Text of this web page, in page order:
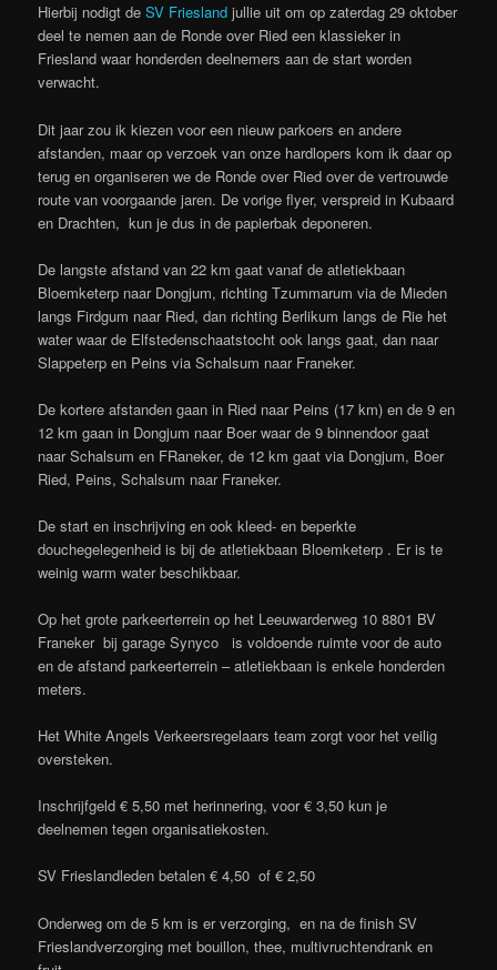
Hierbij nodigt deSV Friesland jullie uit om op zaterdag 29 oktober
deel te nemen aan de Ronde over Ried een klassieker in
Friesland waar honderden deelnemers aan de start worden
verwacht.
Dit jaar zou ik kiezen voor een nieuw parkoers en andere
afstanden, maar op verzoek van onze hardlopers kom ik daar op
terug en organiseren we de Ronde over Ried over de vertrouwde
route van voorgaande jaren. De vorige flyer, verspreid in Kubaard
en Drachten, kun je dus in de papierbak deponeren.
De langste afstand van 22 km gaat vanaf de atletiekbaan
Bloemketerp naar Dongjum, richting Tzummarum via de Mieden
langs Firdgum naar Ried, dan richting Berlikum langs de Rie het
water waar de Elfstedenschaatstocht ook langs gaat, dan naar
Slappeterp en Peins via Schalsum naar Franeker.
De kortere afstanden gaan in Ried naar Peins (17 km) en de 9 en
12 km gaan in Dongjum naar Boer waar de 9 binnendoor gaat
naar Schalsum en FRaneker, de 12 km gaat via Dongjum, Boer
Ried, Peins, Schalsum naar Franeker.
De start en inschrijving en ook kleed- en beperkte
douchegelegenheid is bij de atletiekbaan Bloemketerp . Er is te
weinig warm water beschikbaar.
Op het grote parkeerterrein op het Leeuwarderweg 10 8801 BV
Franeker bij garage Synyco is voldoende ruimte voor de auto
en de afstand parkeerterrein – atletiekbaan is enkele honderden
meters.
Het White Angels Verkeersregelaars team zorgt voor het veilig
oversteken.
Inschrijfgeld € 5,50 met herinnering, voor € 3,50 kun je
deelnemen tegen organisatiekosten.
SV Frieslandleden betalen € 4,50 of € 2,50
Onderweg om de 5 km is er verzorging, en na de finish SV
Frieslandverzorging met bouillon, thee, multivruchtendrank en